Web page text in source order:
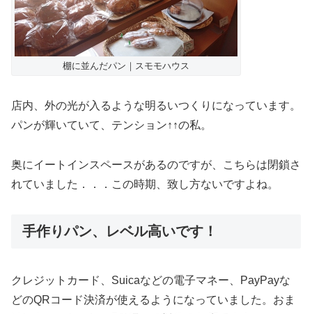
棚に並んだパン｜スモモハウス
店内、外の光が入るような明るいつくりになっています。
パンが輝いていて、テンション↑↑の私。
奥にイートインスペースがあるのですが、こちらは閉鎖さ
れていました．．．この時期、致し方ないですよね。
手作りパン、レベル高いです！
クレジットカード、Suicaなどの電子マネー、PayPayな
どのQRコード決済が使えるようになっていました。おま